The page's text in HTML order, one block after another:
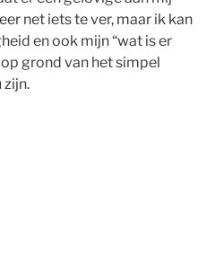
net iets te ver, maar ik kan
en ook mijn “wat is er
grond van het simpel
zijn.